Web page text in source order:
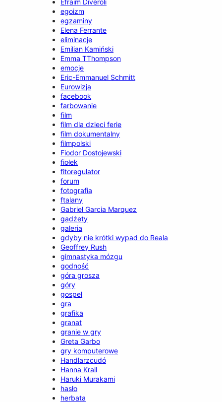
egoizm
egzaminy
Elena Ferrante
eliminacje
Emilian Kamiński
Emma TThompson
emocje
Eric-Emmanuel Schmitt
Eurowizja
facebook
farbowanie
film
film dla dzieci ferie
film dokumentalny
filmpolski
Fiodor Dostojewski
fiołek
fitoregulator
forum
fotografia
ftalany
Gabriel Garcia Marquez
gadżety
galeria
gdyby nie krótki wypad do Reala
Geoffrey Rush
gimnastyka mózgu
godność
góra grosza
góry
gospel
gra
grafika
granat
granie w gry
Greta Garbo
gry komputerowe
Handlarzcudó
Hanna Krall
Haruki Murakami
hasło
herbata